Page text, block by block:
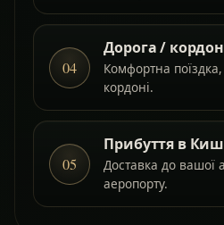
04
Дорога / кордон
Комфортна
кордоні.
05
Прибуття в
Доставка до вашої
аеропорту.